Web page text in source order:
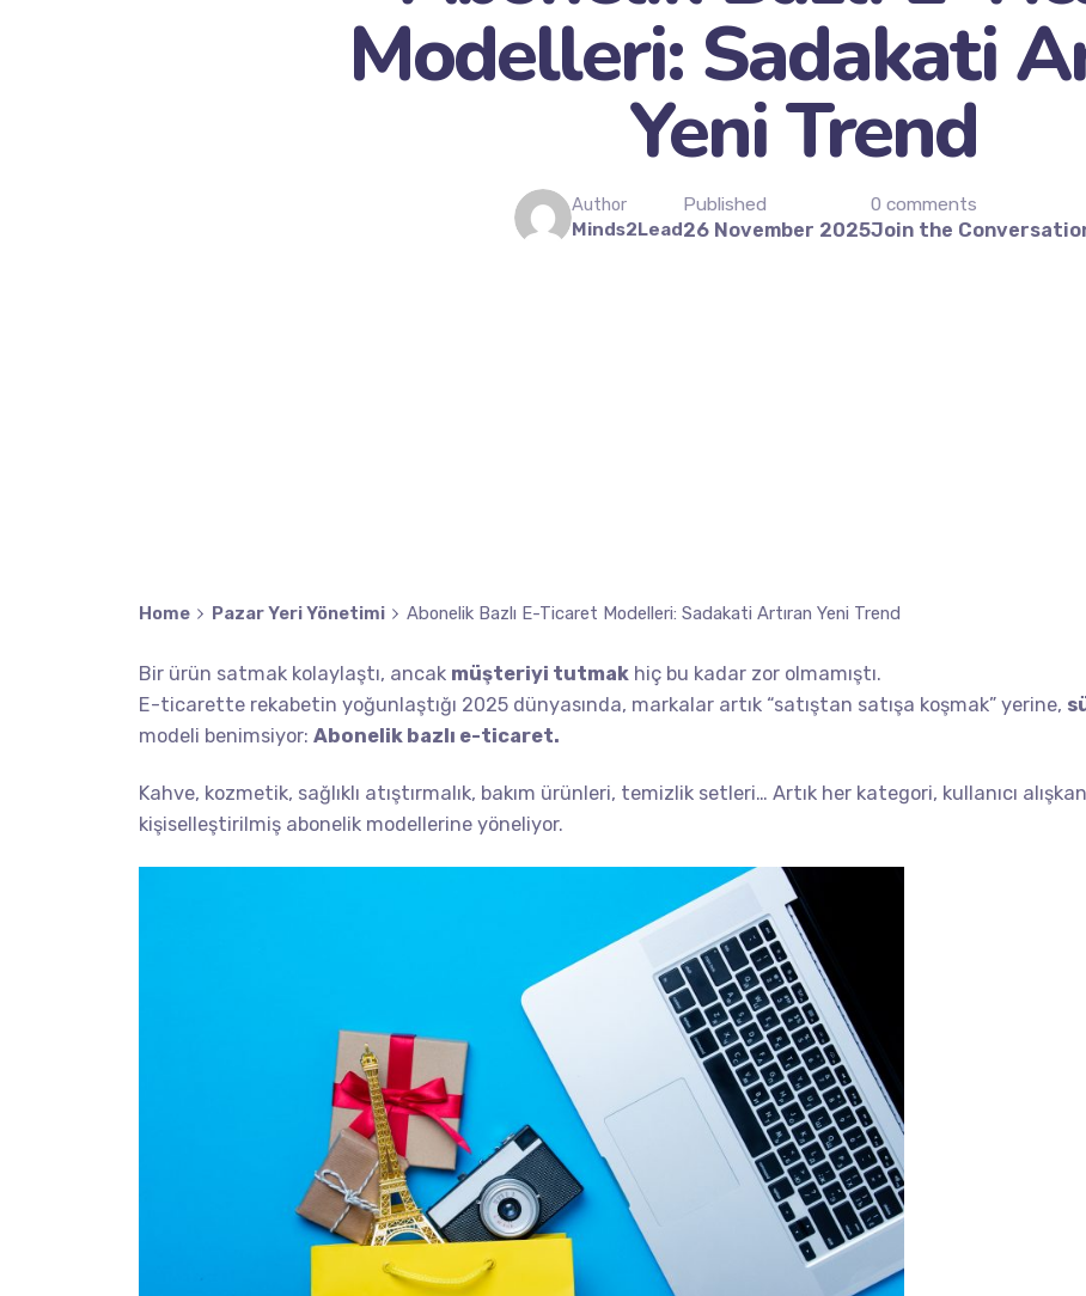
Modelleri: Sadakati
Yeni Trend
Author
Minds2Lead
Published
26 November 2025
0 comments
Join the
Home Pazar Yeri Yönetimi Abonelik Bazlı E-Ticaret Modelleri: Sadakati Artıran Yeni Trend
Bir ürün satmak kolaylaştı, ancak müşteriyi tutmak hiç bu kadar zor olmamıştı.
E-ticarette rekabetin yoğunlaştığı 2025 dünyasında, markalar artık “satıştan satışa koşmak” yerine,
modeli benimsiyor: Abonelik bazlı e-ticaret.
Kahve, kozmetik, sağlıklı atıştırmalık, bakım ürünleri, temizlik setleri… Artık her kategori, kullanıcı
kişiselleştirilmiş abonelik modellerine yöneliyor.